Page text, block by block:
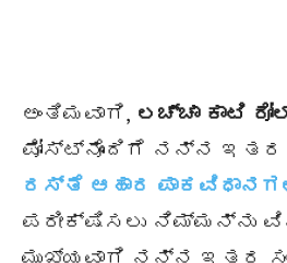
ಅಂತಿಮವಾಗಿ, ಲಚ್ಚಾ ಕಾಟಿ
ಪೋಸ್ಟ್ನೊಂದಿಗೆ ನನ್ನ ಇತರ
ರಸ್ತೆ ಆಹಾರ
ಪರೀಕ್ಷಿಸಲು ನಿಮ್ಮನ್ನು